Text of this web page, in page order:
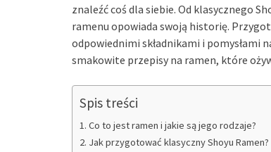
znaleźć coś dla siebie. Od klasycznego
ramenu opowiada swoją historię.
odpowiednimi składnikami i pomysłami
smakowite przepisy na ramen, które
Spis treści
Co to jest ramen i jakie są jego rodzaje?
Jak przygotować klasyczny Shoyu Ramen?